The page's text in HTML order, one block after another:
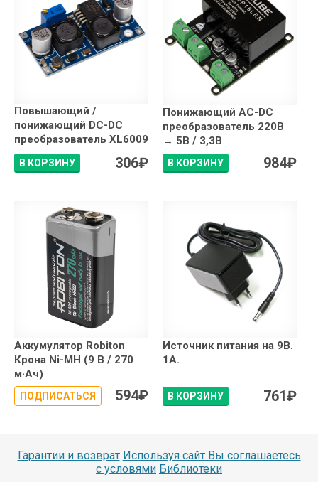
Повышающий /
понижающий DC-DC
преобразователь XL6009
В КОРЗИНУ 306₽
Понижающий AC-DC
преобразователь 220В
→ 5В / 3,3В
В КОРЗИНУ 984₽
Аккумулятор Robiton
Крона Ni-MH (9 В / 270
м·Ач)
ПОДПИСАТЬСЯ 594₽
Источник питания на 9В.
1А.
В КОРЗИНУ 761₽
Гарантии и возврат Используя сайт Вы соглашаетесь
с условями Библиотеки